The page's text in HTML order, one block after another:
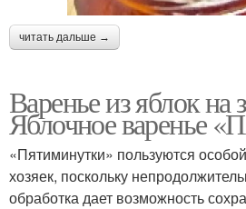
читать дальше →
Варенье из яблок на
Яблочное варенье
«Пятиминутки» пользуются
хозяек, поскольку
обработка дает возможность